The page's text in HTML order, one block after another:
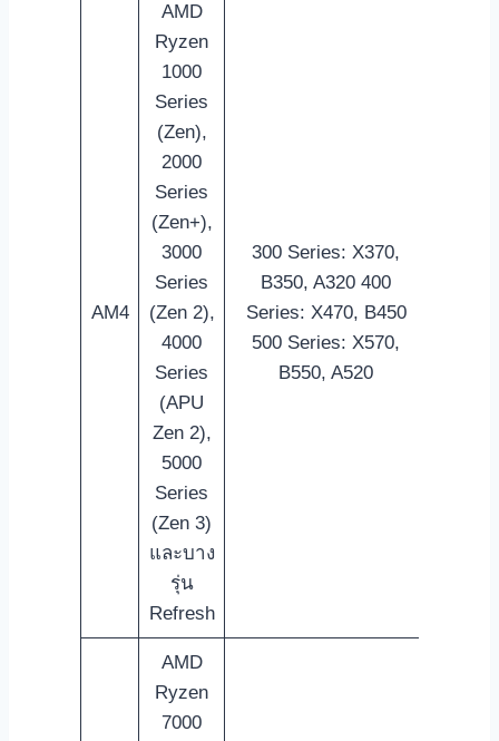
AM4
AMD
Ryzen
1000
Series
(Zen),
2000
Series
(Zen+),
3000
Series
(Zen 2),
4000
Series
(APU
Zen 2),
5000
Series
(Zen 3)
และบาง
รุ่น
Refresh
300 Series: X370,
B350, A320 400
Series: X470, B450
500 Series: X570,
B550, A520
AMD
Ryzen
7000